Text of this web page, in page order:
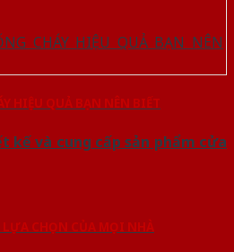
HIỆU QUẢ BẠN NÊN BIẾT
kế và cung cấp sản phẩm cửa
CHỌN CỦA MỌI NHÀ